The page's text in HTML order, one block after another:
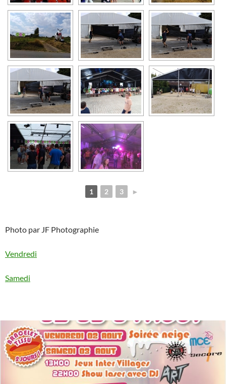
1 2 3 ►
Photo par JF Photographie
Vendredi
Samedi